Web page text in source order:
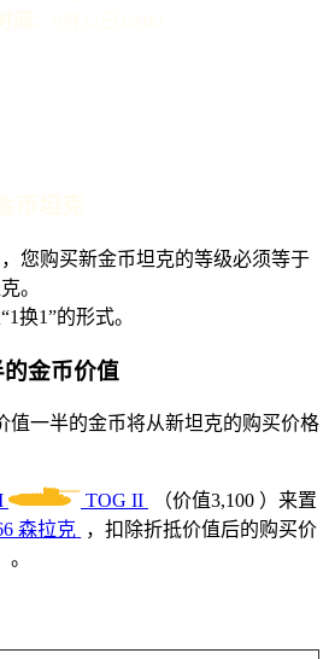
您购买新金币坦克的等级必须等于
。
换1”的形式。
的金币价值
值一半的金币将从新坦克的购买价格
TOG II （价值3,100 ）来置
森拉克 ，扣除折抵价值后的购买价
。